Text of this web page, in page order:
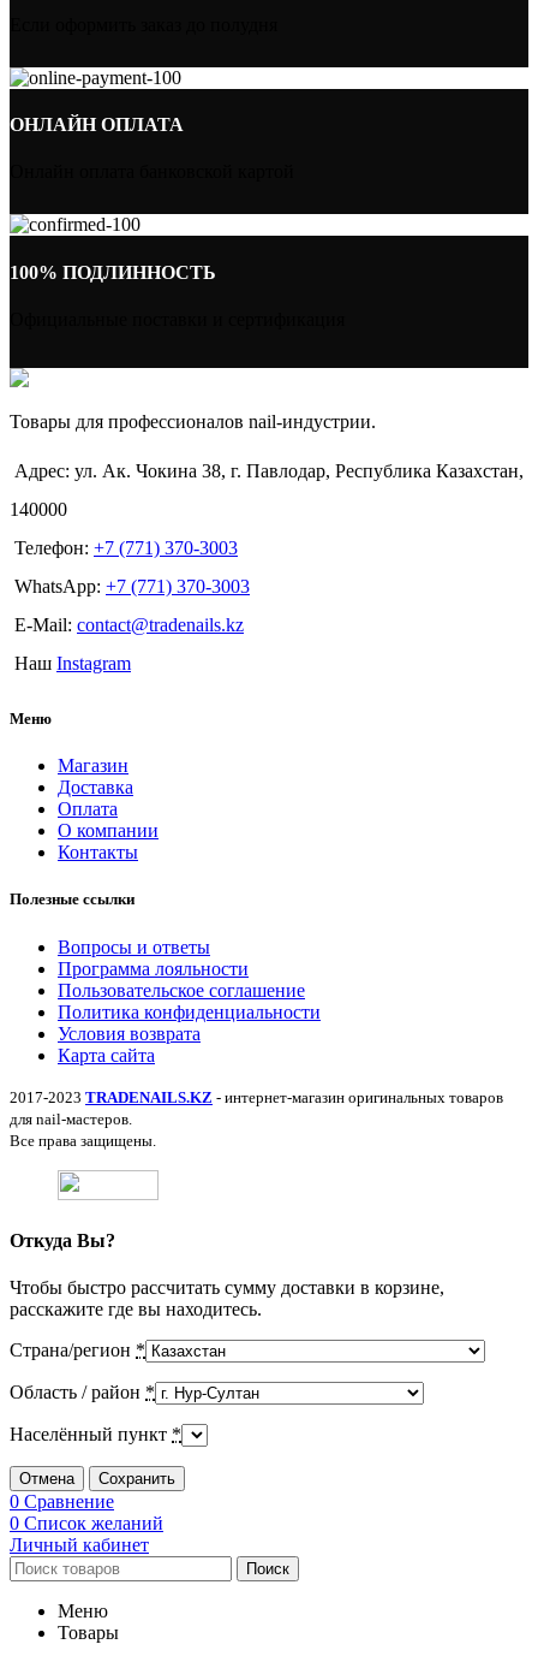
ОНЛАЙН ОПЛАТА
100% ПОДЛИННОСТЬ
Товары для профессионалов nail-индустрии.
Адрес: ул. Ак. Чокина 38, г. Павлодар, Республика Казахстан,
140000
Телефон: +7 (771) 370-3003
WhatsApp: +7 (771) 370-3003
E-Mail: contact@tradenails.kz
Наш Instagram
Меню
Магазин
Доставка
Оплата
О компании
Контакты
Полезные ссылки
Вопросы и ответы
Программа лояльности
Пользовательское соглашение
Политика конфиденциальности
Условия возврата
Карта сайта
2017-2023 TRADENAILS.KZ - интернет-магазин оригинальных товаров
для nail-мастеров.
Все права защищены.
Откуда Вы?
Чтобы быстро рассчитать сумму доставки в корзине,
расскажите где вы находитесь.
Страна/регион *
Область / район *
Населённый пункт *
Отмена Сохранить
0 Сравнение
0 Список желаний
Личный кабинет
Поиск
Меню
Товары